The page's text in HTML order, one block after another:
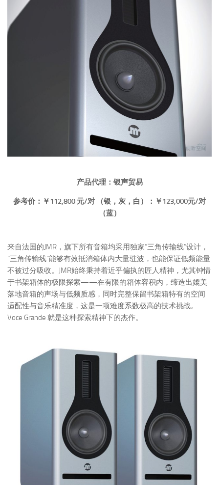
产品代理：银声贸易
参考价：￥112,800 元/对 （银，灰，白）：￥123,000元/对
（蓝）
来自法国的JMR，旗下所有音箱均采用独家“三角传输线”设计，
“三角传输线”能够有效抵消箱体内大量驻波，也能保证低频能量
不被过分吸收。JMR始终秉持着近乎偏执的匠人精神，尤其钟情
于书架箱体的极限探索——在有限的箱体容积内，缔造出媲美
落地音箱的声场与低频质感，同时完整保留书架箱特有的空间
适配性与音乐精准度，这是一项难度系数极高的技术挑战。
Voce Grande 就是这种探索精神下的杰作。